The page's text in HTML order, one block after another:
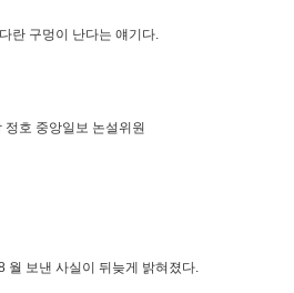
란 구멍이 난다는 얘기다.
정호 중앙일보 논설위원
월 보낸 사실이 뒤늦게 밝혀졌다.